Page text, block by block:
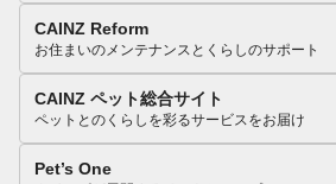
CAINZ Reform
お住まいのメンテナンスとくらしのサポート
CAINZ ペット総合サイト
ペットとのくらしを彩るサービスをお届け
Pet’s One